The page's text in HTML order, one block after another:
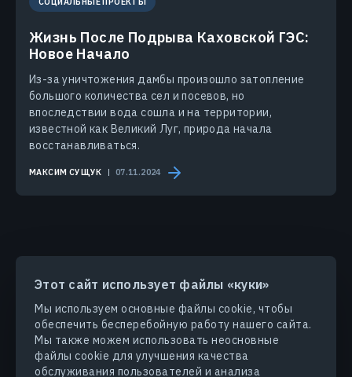
Этот сайт использует файлы «куки»
Мы используем основные файлы cookie, чтобы
обеспечить бесперебойную работу нашего сайта.
Мы также можем использовать неосновные
файлы cookie для улучшения качества
обслуживания пользователей и анализа
Жизнь После Подрыва Каховской ГЭС:
Новое Начало
Из-за уничтожения дамбы произошло затопление
большого количества сел и посевов, но
впоследствии вода сошла и на территории,
известной как Великий Луг, природа начала
восстанавливаться.
МАКСИМ СУЩУК 07.11.2024
ПРОДУКТЫ И РЕШЕНИЯ
ОТРАСЛИ